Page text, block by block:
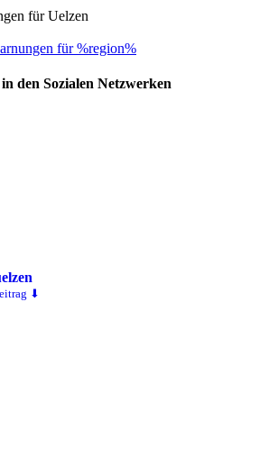
für Uelzen
den Sozialen Netzwerken
⬇